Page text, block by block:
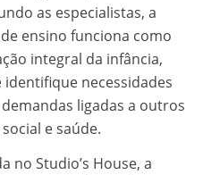
as especialistas, a
ensino funciona como
integral da infância,
necessidades
ligadas a outros
e saúde.
no Studio’s House, a